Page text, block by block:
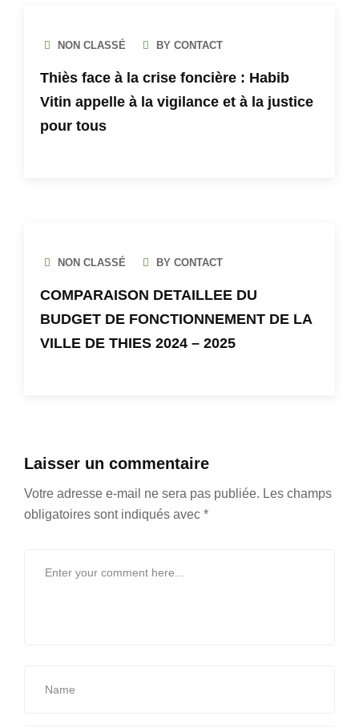
NON CLASSÉ BY CONTACT
Thiès face à la crise foncière : Habib
Vitin appelle à la vigilance et à la justice
pour tous
NON CLASSÉ BY CONTACT
COMPARAISON DETAILLEE DU
BUDGET DE FONCTIONNEMENT DE LA
VILLE DE THIES 2024 – 2025
Laisser un commentaire
Votre adresse e-mail ne sera pas publiée. Les champs
obligatoires sont indiqués avec *